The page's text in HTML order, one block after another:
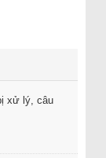
xử lý, câu